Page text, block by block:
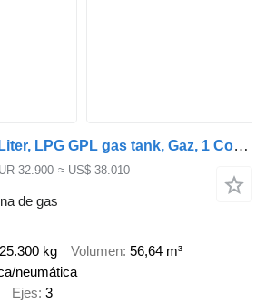
Acerbi Gas 56640 Liter, LPG GPL gas tank, Gaz, 1 Compartment
32.900 ≈ US$ 38.010
de gas
25.300 kg Volumen 56,64 m³
neumática
Ejes 3